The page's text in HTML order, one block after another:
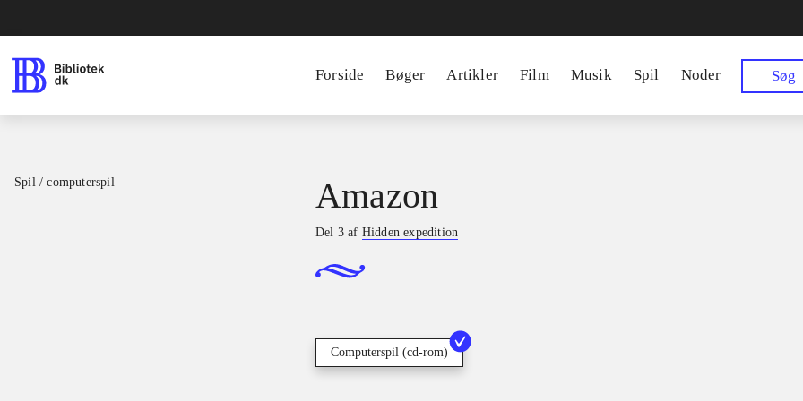
Forside Bøger Artikler Film Musik Spil Noder Søg
Spil / computerspil Amazon
Del 3 af Hidden expedition
Computerspil (cd-rom)